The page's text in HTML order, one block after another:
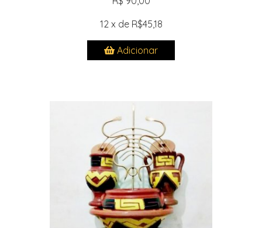
12 x de R$45,18
Adicionar